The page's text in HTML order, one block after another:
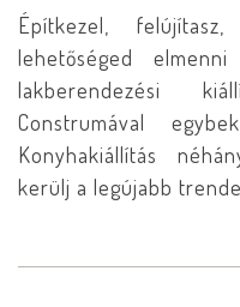
Építkezel,
lehetőséged
lakberendezési
Construmával
Konyhakiállítás
kerülj a legújabb